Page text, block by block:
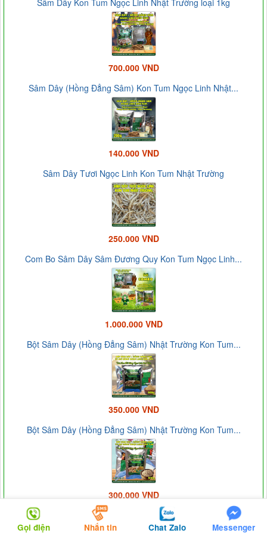
700.000 VND
Sâm Dây (Hồng Đẳng Sâm) Kon Tum Ngọc Linh Nhật...
140.000 VND
Sâm Dây Tươi Ngọc Linh Kon Tum Nhật Trường
250.000 VND
Com Bo Sâm Dây Sâm Đương Quy Kon Tum Ngọc Linh...
1.000.000 VND
Bột Sâm Dây (Hồng Đẳng Sâm) Nhật Trường Kon Tum...
350.000 VND
Bột Sâm Dây (Hồng Đẳng Sâm) Nhật Trường Kon Tum...
300.000 VND
Bột Sâm Dây (Hồng Đẳng Sâm) Nhật Trường Kon Tum...
Gọi điện Nhắn tin Chat Zalo Messenger